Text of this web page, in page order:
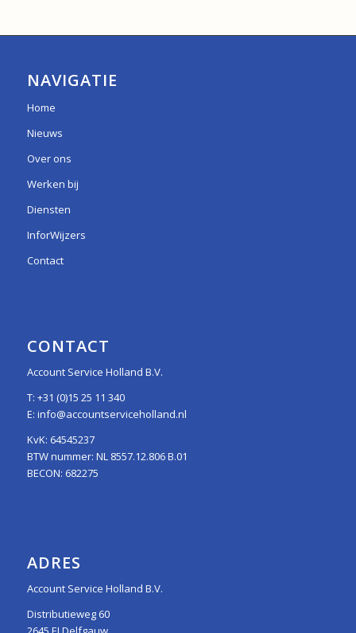
NAVIGATIE
Home
Nieuws
Over ons
Werken bij
Diensten
InforWijzers
Contact
CONTACT
Account Service Holland B.V.
T: +31 (0)15 25 11 340
E: info@accountserviceholland.nl
KvK: 64545237
BTW nummer: NL 8557.12.806 B.01
BECON: 682275
ADRES
Account Service Holland B.V.
Distributieweg 60